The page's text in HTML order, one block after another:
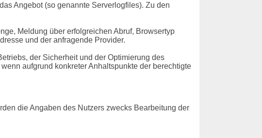
Angebot (so genannte Serverlogfiles). Zu den
Meldung über erfolgreichen Abruf, Browsertyp
und der anfragende Provider.
der Sicherheit und der Optimierung des
aufgrund konkreter Anhaltspunkte der berechtigte
die Angaben des Nutzers zwecks Bearbeitung der